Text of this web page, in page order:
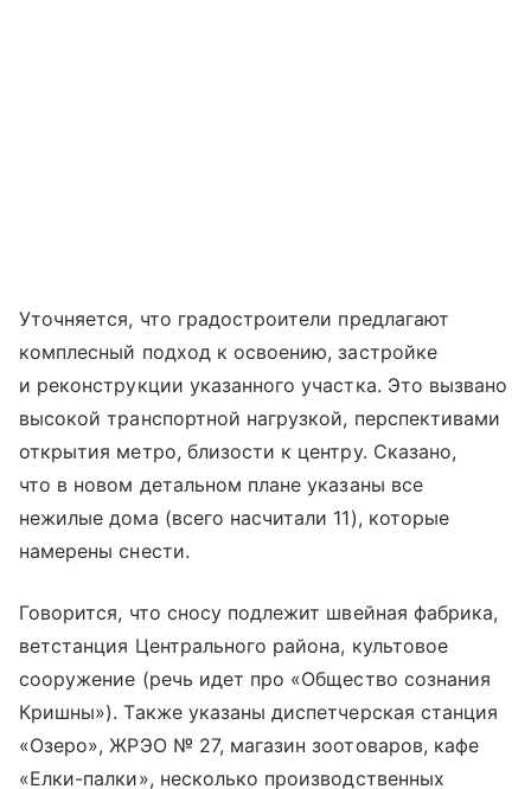
Уточняется, что градостроители предлагают
комплесный подход к освоению, застройке
и реконструкции указанного участка. Это вызвано
высокой транспортной нагрузкой, перспективами
открытия метро, близости к центру. Сказано,
что в новом детальном плане указаны все
нежилые дома (всего насчитали 11), которые
намерены снести.
Говорится, что сносу подлежит швейная фабрика,
ветстанция Центрального района, культовое
сооружение (речь идет про «Общество сознания
Кришны»). Также указаны диспетчерская станция
«Озеро», ЖРЭО № 27, магазин зоотоваров, кафе
«Елки-палки», несколько производственных